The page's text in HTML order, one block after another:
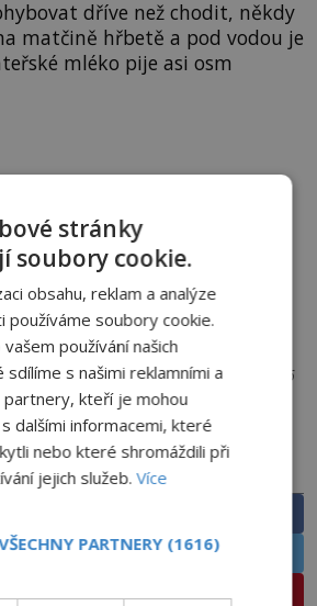
dříve než chodit, někdy
matčině hřbetě a pod vodou je
mléko pije asi osm
známý jako hrošík
pralesích a bažinách
zhruba desetkrát menší než
BBC, LiveScience
/ CC BY 2.0 2)
/ CC BY-SA 4.0 3) adbh266
/ CC BY-SA 4.0 4) Paul Maritz /
CC BY-SA 3.0
SDÍLEJTE ČLÁNEK
Twitter
Pinterest
stránky
soubory cookie.
obsahu, reklam a analýze
používáme soubory cookie.
používání našich
sdílíme s našimi reklamními a
partnery, kteří je mohou
dalšími informacemi, které
nebo které shromáždili při
jejich služeb.Více
PARTNERY (1616)